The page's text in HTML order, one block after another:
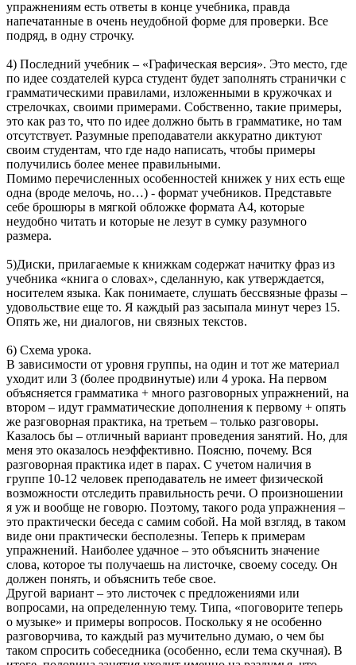
упражнениям есть ответы в конце учебника, правда
напечатанные в очень неудобной форме для проверки. Все
подряд, в одну строчку.
4) Последний учебник – «Графическая версия». Это место, где
по идее создателей курса студент будет заполнять странички с
грамматическими правилами, изложенными в кружочках и
стрелочках, своими примерами. Собственно, такие примеры,
это как раз то, что по идее должно быть в грамматике, но там
отсутствует. Разумные преподаватели аккуратно диктуют
своим студентам, что где надо написать, чтобы примеры
получились более менее правильными.
Помимо перечисленных особенностей книжек у них есть еще
одна (вроде мелочь, но…) - формат учебников. Представьте
себе брошюры в мягкой обложке формата А4, которые
неудобно читать и которые не лезут в сумку разумного
размера.
5)Диски, прилагаемые к книжкам содержат начитку фраз из
учебника «книга о словах», сделанную, как утверждается,
носителем языка. Как понимаете, слушать бессвязные фразы –
удовольствие еще то. Я каждый раз засыпала минут через 15.
Опять же, ни диалогов, ни связных текстов.
6) Схема урока.
В зависимости от уровня группы, на один и тот же материал
уходит или 3 (более продвинутые) или 4 урока. На первом
объясняется грамматика + много разговорных упражнений, на
втором – идут грамматические дополнения к первому + опять
же разговорная практика, на третьем – только разговоры.
Казалось бы – отличный вариант проведения занятий. Но, для
меня это оказалось неэффективно. Поясню, почему. Вся
разговорная практика идет в парах. С учетом наличия в
группе 10-12 человек преподаватель не имеет физической
возможности отследить правильность речи. О произношении
я уж и вообще не говорю. Поэтому, такого рода упражнения –
это практически беседа с самим собой. На мой взгляд, в таком
виде они практически бесполезны. Теперь к примерам
упражнений. Наиболее удачное – это объяснить значение
слова, которое ты получаешь на листочке, своему соседу. Он
должен понять, и объяснить тебе свое.
Другой вариант – это листочек с предложениями или
вопросами, на определенную тему. Типа, «поговорите теперь
о музыке» и примеры вопросов. Поскольку я не особенно
разговорчива, то каждый раз мучительно думаю, о чем бы
таком спросить собеседника (особенно, если тема скучная). В